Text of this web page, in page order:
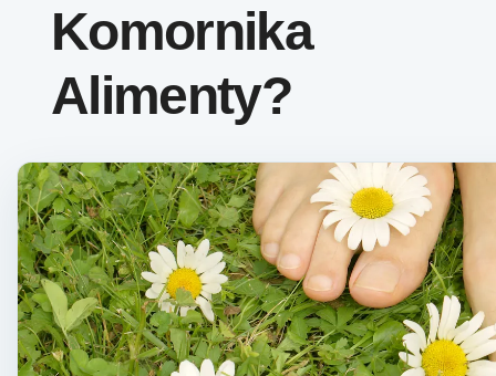
Komornika
Alimenty?